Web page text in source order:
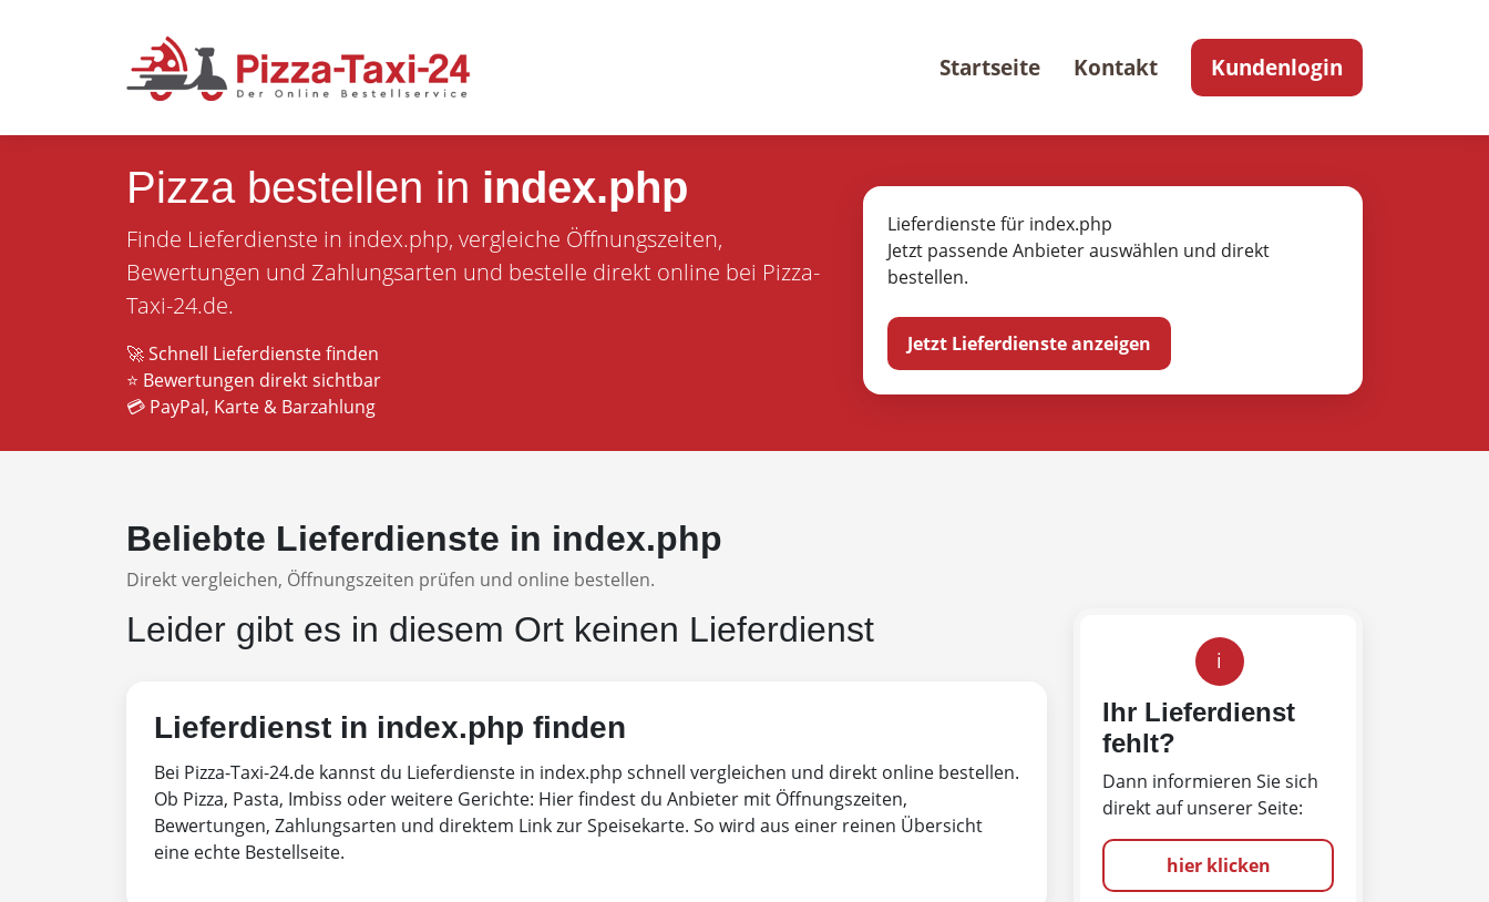
Startseite Kontakt Kundenlogin
Pizza bestellen in index.php
Finde Lieferdienste in index.php, vergleiche Öffnungszeiten,
Bewertungen und Zahlungsarten und bestelle direkt online bei Pizza-
Taxi-24.de.
🚀 Schnell Lieferdienste finden
⭐ Bewertungen direkt sichtbar
💳 PayPal, Karte & Barzahlung
Lieferdienste für index.php
Jetzt passende Anbieter auswählen und direkt
bestellen.
Jetzt Lieferdienste anzeigen
Beliebte Lieferdienste in index.php
Direkt vergleichen, Öffnungszeiten prüfen und online bestellen.
Leider gibt es in diesem Ort keinen Lieferdienst
Lieferdienst in index.php finden
Bei Pizza-Taxi-24.de kannst du Lieferdienste in index.php schnell vergleichen und direkt online bestellen.
Ob Pizza, Pasta, Imbiss oder weitere Gerichte: Hier findest du Anbieter mit Öffnungszeiten,
Bewertungen, Zahlungsarten und direktem Link zur Speisekarte. So wird aus einer reinen Übersicht
eine echte Bestellseite.
i
Ihr Lieferdienst
fehlt?
Dann informieren Sie sich
direkt auf unserer Seite:
hier klicken